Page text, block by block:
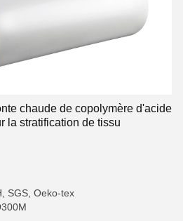
chaude de copolymère d'acide
la stratification de tissu
SGS, Oeko-tex